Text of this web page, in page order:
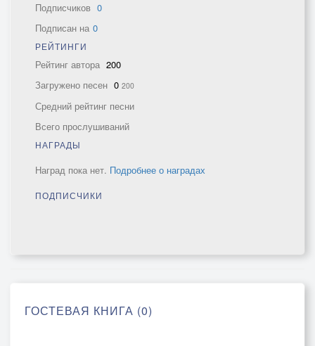
Подписчиков 0
Подписан на 0
РЕЙТИНГИ
Рейтинг автора 200
Загружено песен 0 200
Средний рейтинг песни
Всего прослушиваний
НАГРАДЫ
Наград пока нет. Подробнее о наградах
ПОДПИСЧИКИ
ГОСТЕВАЯ КНИГА (0)